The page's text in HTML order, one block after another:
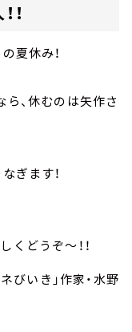
！
夏休み！
ら、休むのは矢作さ
ぎます！
どうぞ～！！
びいき」作家・水野